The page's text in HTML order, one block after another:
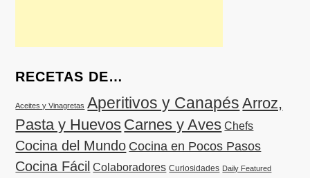
RECETAS DE…
Aceites y Vinagretas Aperitivos y Canapés Arroz,
Pasta y Huevos Carnes y Aves Chefs
Cocina del Mundo Cocina en Pocos Pasos
Cocina Fácil Colaboradores Curiosidades Daily Featured